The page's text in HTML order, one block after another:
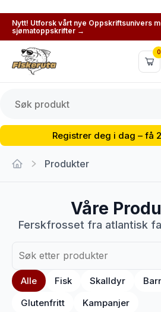
Nytt! Utforsk vårt nye Oppskriftsunivers
sjømatoppskrifter →
0
Registrer deg i dag – få
Produkter
Våre
Ferskfrosset fra atlantisk
Alle Fisk Skalldyr
Glutenfritt
Kampanjer